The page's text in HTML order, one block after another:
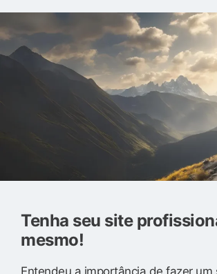
Tenha seu site
mesmo!
Entendeu a importância de fazer um